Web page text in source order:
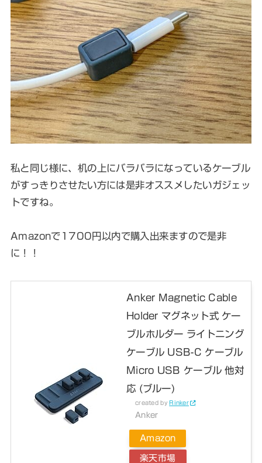
私と同じ様に、机の上にバラバラになっているケーブル
がすっきりさせたい方には是非オススメしたいガジェッ
トですね。
Amazonで1700円以内で購入出来ますので是非
に！！
Anker Magnetic Cable
Holder マグネット式 ケー
ブルホルダー ライトニング
ケーブル USB-C ケーブル
Micro USB ケーブル 他対
応 (ブルー)
created by Rinker
Anker
Amazon
楽天市場